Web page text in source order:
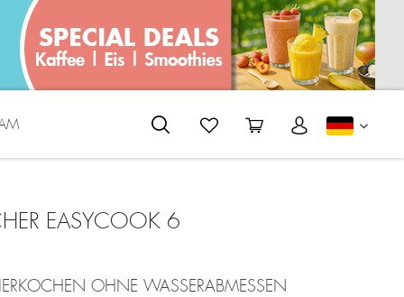
EASYCOOK 6
OHNE WASSERABMESSEN